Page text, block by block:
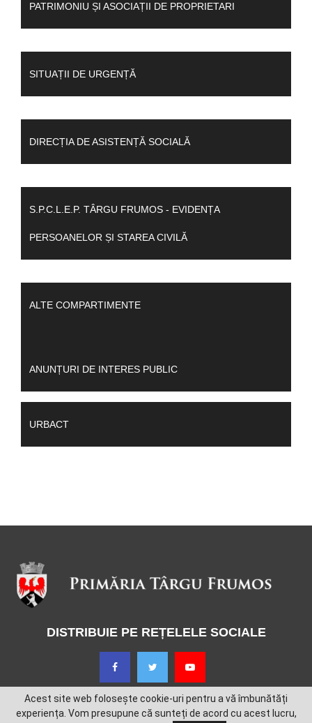
PATRIMONIU ȘI ASOCIAȚII DE PROPRIETARI
SITUAȚII DE URGENȚĂ
DIRECȚIA DE ASISTENȚĂ SOCIALĂ
S.P.C.L.E.P. TÂRGU FRUMOS - EVIDENȚA
PERSOANELOR ȘI STAREA CIVILĂ
ALTE COMPARTIMENTE
ANUNȚURI DE INTERES PUBLIC
URBACT
DISTRIBUIE PE REȚELELE SOCIALE
Acest site web folosește cookie-uri pentru a vă îmbunătăți
experiența. Vom presupune că sunteți de acord cu acest lucru,